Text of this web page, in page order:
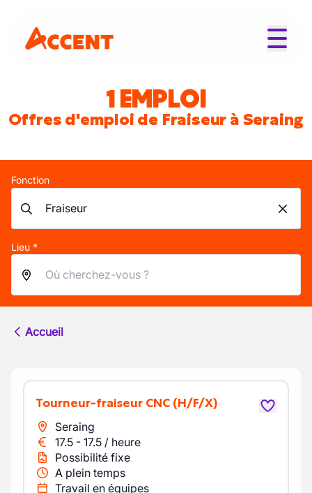
1 EMPLOI
Offres d'emploi de Fraiseur à Seraing
Fonction
Lieu *
Accueil
Tourneur-fraiseur CNC (H/F/X)
Seraing
17.5 - 17.5 / heure
Possibilité fixe
A plein temps
Travail en équipes